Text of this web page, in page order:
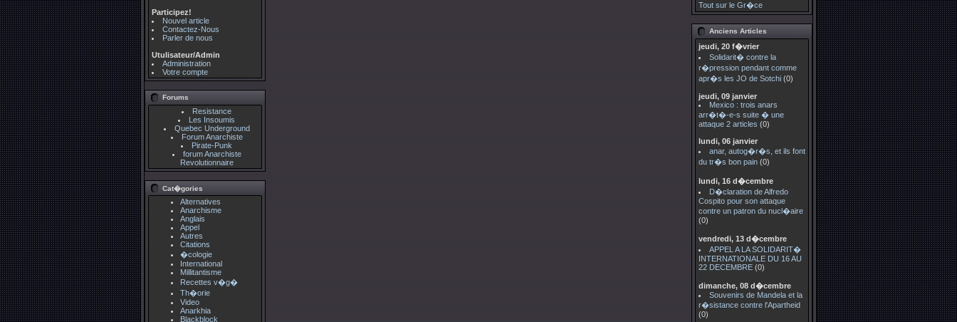
Participez!
Nouvel article
Contactez-Nous
Parler de nous
Utulisateur/Admin
Administration
Votre compte
Forums
Resistance
Les Insoumis
Quebec Underground
Forum Anarchiste
Pirate-Punk
forum Anarchiste
Revolutionnaire
Cat�gories
Alternatives
Anarchisme
Anglais
Appel
Autres
Citations
�cologie
International
Millitantisme
Recettes v�g�
Th�orie
Video
Anarkhia
Blackblock
Tout sur le Gr�ce
Anciens Articles
jeudi, 20 f�vrier
Solidarit� contre la
r�pression pendant comme
apr�s les JO de Sotchi (0)
jeudi, 09 janvier
Mexico : trois anars
arr�t�-e-s suite � une
attaque 2 articles (0)
lundi, 06 janvier
anar, autog�r�s, et ils font
du tr�s bon pain (0)
lundi, 16 d�cembre
D�claration de Alfredo
Cospito pour son attaque
contre un patron du nucl�aire
(0)
vendredi, 13 d�cembre
APPEL A LA SOLIDARIT�
INTERNATIONALE DU 16 AU
22 DECEMBRE (0)
dimanche, 08 d�cembre
Souvenirs de Mandela et la
r�sistance contre l'Apartheid
(0)